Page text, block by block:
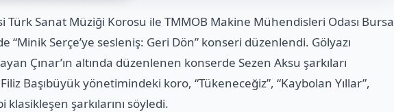
Türk Sanat Müziği Korosu ile TMMOB Makine Mühendisleri Odası Bursa
“Minik Serçe’ye sesleniş: Geri Dön” konseri düzenlendi. Gölyazı
Çınar’ın altında düzenlenen konserde Sezen Aksu şarkıları
Başıbüyük yönetimindeki koro, “Tükeneceğiz”, “Kaybolan Yıllar”,
klasikleşen şarkılarını söyledi.